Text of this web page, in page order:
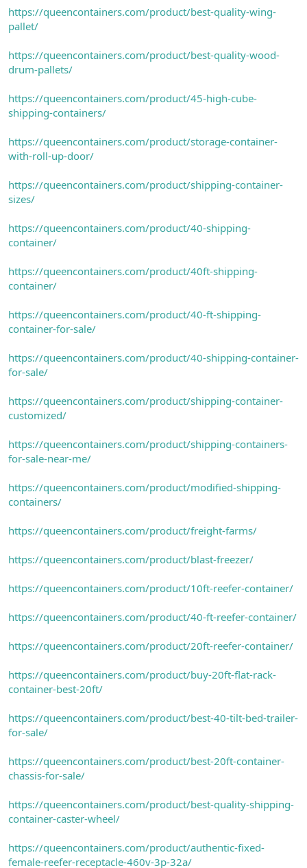
https://queencontainers.com/product/best-quality-wing-
pallet/
https://queencontainers.com/product/best-quality-wood-
drum-pallets/
https://queencontainers.com/product/45-high-cube-
shipping-containers/
https://queencontainers.com/product/storage-container-
with-roll-up-door/
https://queencontainers.com/product/shipping-container-
sizes/
https://queencontainers.com/product/40-shipping-
container/
https://queencontainers.com/product/40ft-shipping-
container/
https://queencontainers.com/product/40-ft-shipping-
container-for-sale/
https://queencontainers.com/product/40-shipping-container-
for-sale/
https://queencontainers.com/product/shipping-container-
customized/
https://queencontainers.com/product/shipping-containers-
for-sale-near-me/
https://queencontainers.com/product/modified-shipping-
containers/
https://queencontainers.com/product/freight-farms/
https://queencontainers.com/product/blast-freezer/
https://queencontainers.com/product/10ft-reefer-container/
https://queencontainers.com/product/40-ft-reefer-container/
https://queencontainers.com/product/20ft-reefer-container/
https://queencontainers.com/product/buy-20ft-flat-rack-
container-best-20ft/
https://queencontainers.com/product/best-40-tilt-bed-trailer-
for-sale/
https://queencontainers.com/product/best-20ft-container-
chassis-for-sale/
https://queencontainers.com/product/best-quality-shipping-
container-caster-wheel/
https://queencontainers.com/product/authentic-fixed-
female-reefer-receptacle-460v-3p-32a/